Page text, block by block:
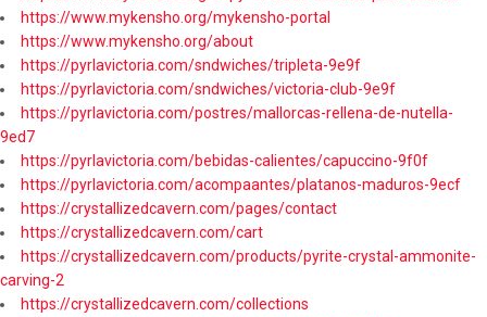
https://www.mykensho.org/mykensho-portal
https://www.mykensho.org/about
https://pyrlavictoria.com/sndwiches/tripleta-9e9f
https://pyrlavictoria.com/sndwiches/victoria-club-9e9f
https://pyrlavictoria.com/postres/mallorcas-rellena-de-nutella-
9ed7
https://pyrlavictoria.com/bebidas-calientes/capuccino-9f0f
https://pyrlavictoria.com/acompaantes/platanos-maduros-9ecf
https://crystallizedcavern.com/pages/contact
https://crystallizedcavern.com/cart
https://crystallizedcavern.com/products/pyrite-crystal-ammonite-
carving-2
https://crystallizedcavern.com/collections